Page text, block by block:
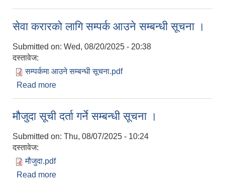
सेवा करारको लागि सम्पर्क आउने सम्बन्धी सूचना ।
Submitted on: Wed, 08/20/2025 - 20:38
दस्तावेज:
सम्पर्कमा आउने सम्बन्धी सूचना.pdf
Read more
मौजुदा सूची दर्ता गर्ने सम्बन्धी सूचना ।
Submitted on: Thu, 08/07/2025 - 10:24
दस्तावेज:
मौजुदा.pdf
Read more